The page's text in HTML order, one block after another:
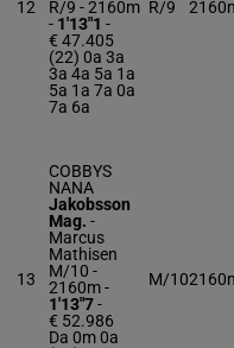
12
R/9 - 2160m
- 1'13"1 -
€ 47.405
(22) 0a 3a
3a 4a 5a 1a
5a 1a 7a 0a
7a 6a
R/9
13
COBBYS
NANA
Jakobsson
Mag. -
Marcus
Mathisen
M/10 -
2160m-
1'13"7-
€ 52.986
Da 0m 0a
M/10